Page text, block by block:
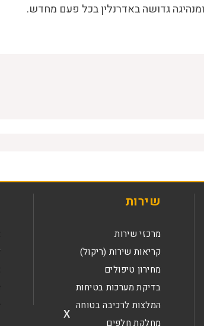
גדושה באדרנלין בכל פעם מחדש.
x
שירות
מרכזי שירות
קריאות שירות (ריקול)
מחירון טיפולים
בדיקת מערכות בטיחות
המלצות לרכיבה בטוחה
מחלקת חלפים